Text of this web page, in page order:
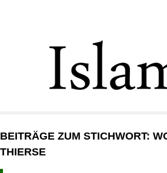
GESELLSCHAFT
STARTSEITE
BEITRÄGE ZUM STICHWORT:
THIERSE